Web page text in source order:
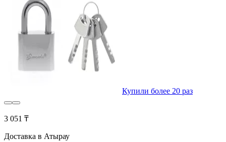
Купили более 20 раз
3 051 ₸
Доставка в Атырау